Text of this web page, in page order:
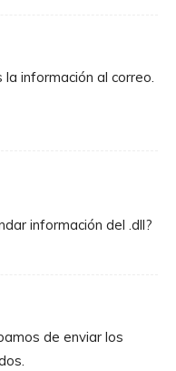
información al correo.
información del .dll?
de enviar los